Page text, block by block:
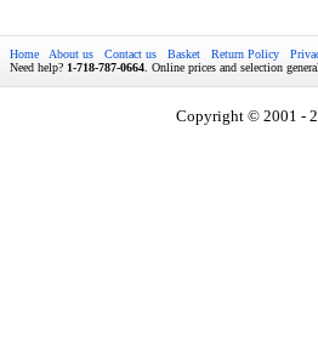
Home About us Contact us Basket Return Policy
Need help? 1-718-787-0664 . Online prices and selection
Copyright © 2001 -